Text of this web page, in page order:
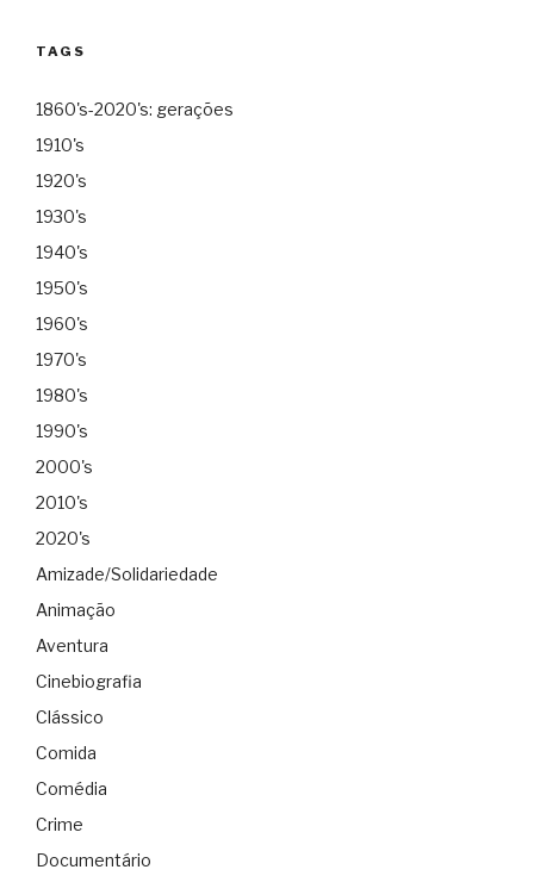
TAGS
1860's-2020's: gerações
1910's
1920's
1930's
1940's
1950's
1960's
1970's
1980's
1990's
2000's
2010's
2020's
Amizade/Solidariedade
Animação
Aventura
Cinebiografia
Clássico
Comida
Comédia
Crime
Documentário